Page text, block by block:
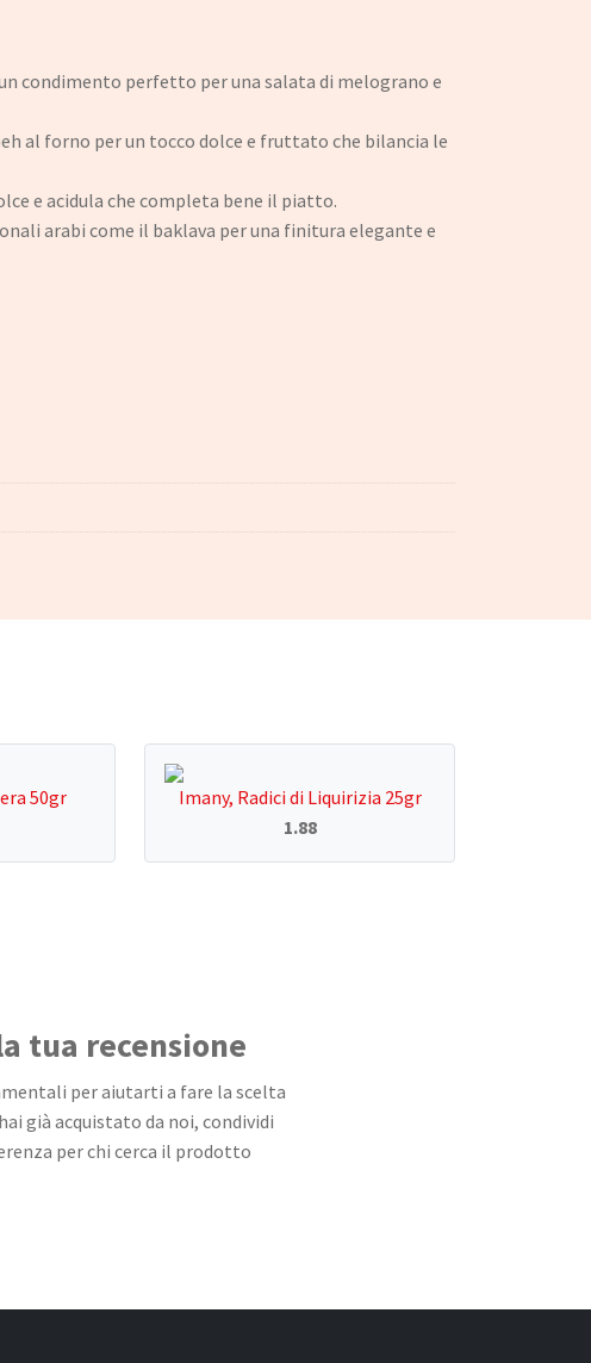
condimento perfetto per una salata di melograno e
al forno per un tocco dolce e fruttato che bilancia le
e acidula che completa bene il piatto.
arabi come il baklava per una finitura elegante e
50gr
Imany, Radici di Liquirizia 25gr
1.88
tua recensione
per aiutarti a fare la scelta
già acquistato da noi, condividi
per chi cerca il prodotto